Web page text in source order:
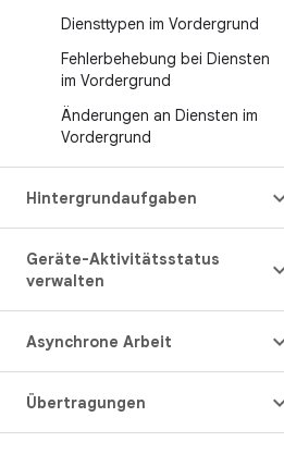
Diensttypen im Vordergrund
Fehlerbehebung bei Diensten
im Vordergrund
Änderungen an Diensten im
Vordergrund
Hintergrundaufgaben
Geräte-Aktivitätsstatus
verwalten
Asynchrone Arbeit
Übertragungen